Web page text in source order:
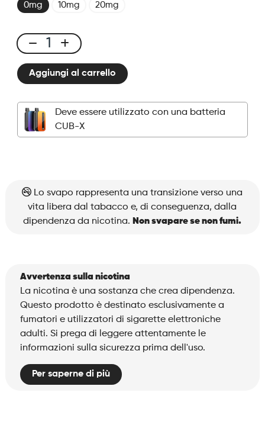
0mg 10mg 20mg
CUBX
Pods
Strawberry
Ice
quantità
Aggiungi al carrello
Deve essere utilizzato con una batteria
CUB-X
Lo svapo rappresenta una transizione verso una
vita libera dal tabacco e, di conseguenza, dalla
dipendenza da nicotina. Non svapare se non fumi.
Avvertenza sulla nicotina
La nicotina è una sostanza che crea dipendenza.
Questo prodotto è destinato esclusivamente a
fumatori e utilizzatori di sigarette elettroniche
adulti. Si prega di leggere attentamente le
informazioni sulla sicurezza prima dell'uso.
Per saperne di più